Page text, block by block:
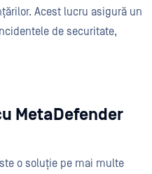
Acest lucru asigură un
de securitate,
MetaDefender
o soluție pe mai multe